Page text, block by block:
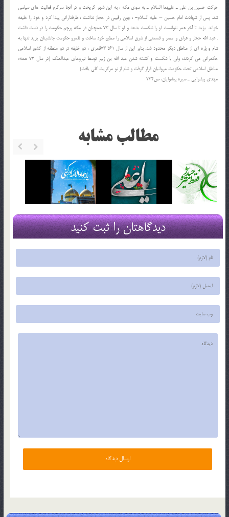
حركت حسين بن على ـ عليهما السلام ـ به سوى مكه ، به اين شهر گريخت و در آنجا سرگرم فعاليت هاى سياسى
شد. پس از شهادت امام حسين – عليه السلام- ، چون رقيبى در حجاز نداشت ، طرفدارانى پيدا كرد و خود را خليفه
خواند. يزيد تا آخر عمر نتوانست او را شكست بدهد و او تا سال 73 همچنان در مكه پرچم حكومت را در دست داشت
. عبد الله حجاز و عراق و مصر و قسمتى از شرق اسلامى را مطيع خود ساخت و قلمرو حكومت جانشينان يزيد تنها به
شام و پاره اى از مناطق ديگر محدود شد. بنابر اين از سال 61تا 73قمرى ، دو خليفه در دو منطقه از كشور اسلامى
حكمرانى مى كردند، ولى با شكست و كشته شدن عبد الله بن زبير توسط نيروهاى عبدالملك (در سال 73 همهء
مناطق اسلامى تحت حكومت مروانيان قرار گرفت و شام از نو مركزيت كلى يافت)
مهدي پيشوايي ـ سيره پيشوايان، ص234
مطالب مشابه
دیدگاهتان را ثبت کنید